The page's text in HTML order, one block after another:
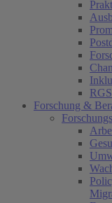
Forschung &